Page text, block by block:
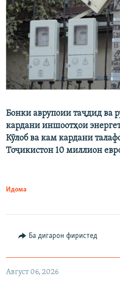
Бонки аврупоии таҷдид ва
кардани иншоотҳои
Кӯлоб ва кам кардани
Тоҷикистон 10 миллион
Идома
Ба дигарон фиристед
Август 06, 2026